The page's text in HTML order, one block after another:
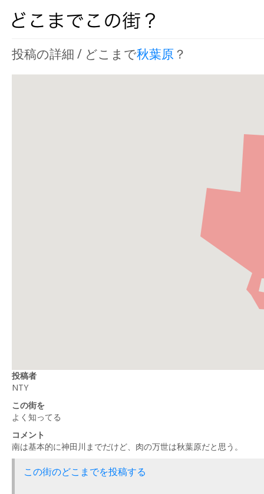
投稿の詳細 / どこまで秋葉原？
投稿者
NTY
この街を
よく知ってる
コメント
南は基本的に神田川までだけど、肉の万世は秋葉原だと思う。
この街のどこまでを投稿する